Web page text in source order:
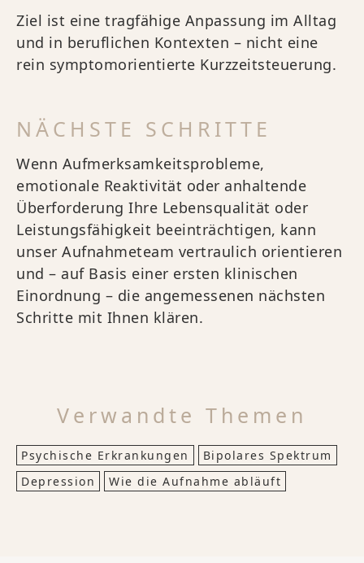
Ziel ist eine tragfähige Anpassung im Alltag
und in beruflichen Kontexten – nicht eine
rein symptomorientierte Kurzzeitsteuerung.
NÄCHSTE SCHRITTE
Wenn Aufmerksamkeitsprobleme,
emotionale Reaktivität oder anhaltende
Überforderung Ihre Lebensqualität oder
Leistungsfähigkeit beeinträchtigen, kann
unser Aufnahmeteam vertraulich orientieren
und – auf Basis einer ersten klinischen
Einordnung – die angemessenen nächsten
Schritte mit Ihnen klären.
Verwandte Themen
Psychische Erkrankungen
Bipolares Spektrum
Depression
Wie die Aufnahme abläuft